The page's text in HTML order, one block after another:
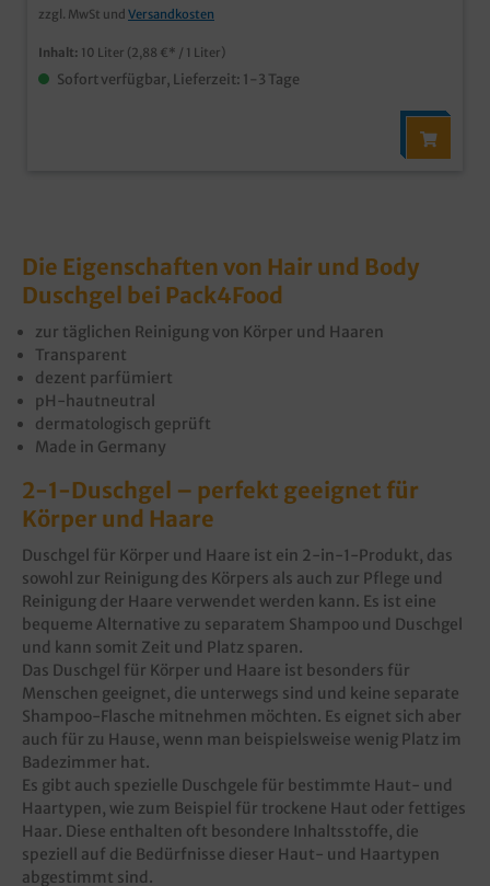
zzgl. MwSt und Versandkosten
Inhalt: 10 Liter (2,88 €* / 1 Liter)
Sofort verfügbar, Lieferzeit: 1-3 Tage
Die Eigenschaften von Hair und Body
Duschgel bei Pack4Food
zur täglichen Reinigung von Körper und Haaren
Transparent
dezent parfümiert
pH-hautneutral
dermatologisch geprüft
Made in Germany
2-1-Duschgel – perfekt geeignet für
Körper und Haare
Duschgel für Körper und Haare ist ein 2-in-1-Produkt, das
sowohl zur Reinigung des Körpers als auch zur Pflege und
Reinigung der Haare verwendet werden kann. Es ist eine
bequeme Alternative zu separatem Shampoo und Duschgel
und kann somit Zeit und Platz sparen.
Das Duschgel für Körper und Haare ist besonders für
Menschen geeignet, die unterwegs sind und keine separate
Shampoo-Flasche mitnehmen möchten. Es eignet sich aber
auch für zu Hause, wenn man beispielsweise wenig Platz im
Badezimmer hat.
Es gibt auch spezielle Duschgele für bestimmte Haut- und
Haartypen, wie zum Beispiel für trockene Haut oder fettiges
Haar. Diese enthalten oft besondere Inhaltsstoffe, die
speziell auf die Bedürfnisse dieser Haut- und Haartypen
abgestimmt sind.